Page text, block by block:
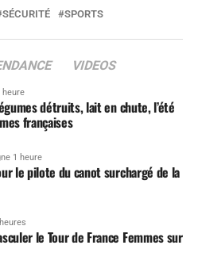
SÉCURITÉ SPORTS
VIDEOS
heure
détruits, lait en chute, l’été
françaises
1 heure
le pilote du canot surchargé de la
le Tour de France Femmes sur